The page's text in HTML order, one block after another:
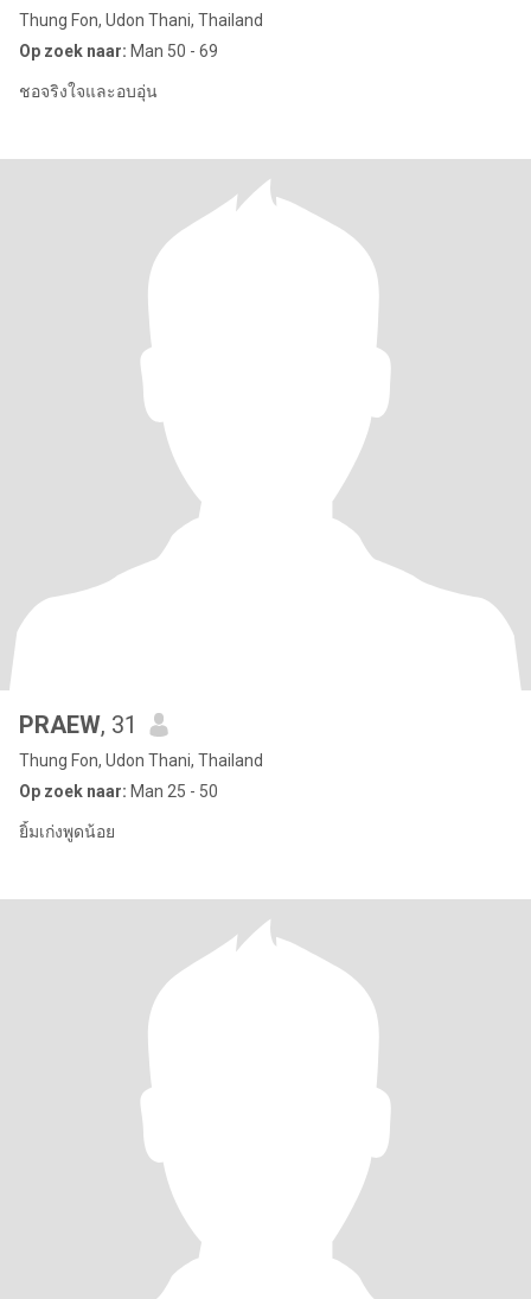
Thung Fon, Udon Thani, Thailand
Op zoek naar: Man 50 - 69
ชอจริงใจและอบอุ่น
PRAEW, 31
Thung Fon, Udon Thani, Thailand
Op zoek naar: Man 25 - 50
ยิ้มเก่งพูดน้อย